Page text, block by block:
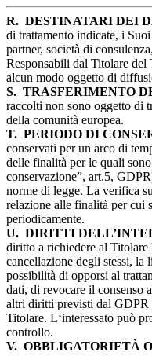
R. DESTINATARI DEI
di trattamento indicate, i
partner, società di
Responsabili dal Titolare del
alcun modo oggetto di
S. TRASFERIMENTO
raccolti non sono oggetto di
della comunità europea.
T. PERIODO DI
conservati per un arco di
delle finalità per le quali
conservazione”, art.5,
norme di legge. La verifica
relazione alle finalità per cui
periodicamente.
U. DIRITTI
diritto a richiedere al Titolare
cancellazione degli stessi, la
possibilità di opporsi al
dati, di revocare il consenso
altri diritti previsti dal GDPR
Titolare. L‘interessato può
controllo.
V. OBBLIGATORIETÀ